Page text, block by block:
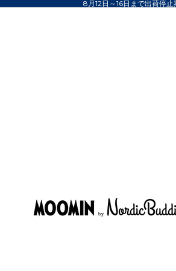
8月12日～16日まで出荷停